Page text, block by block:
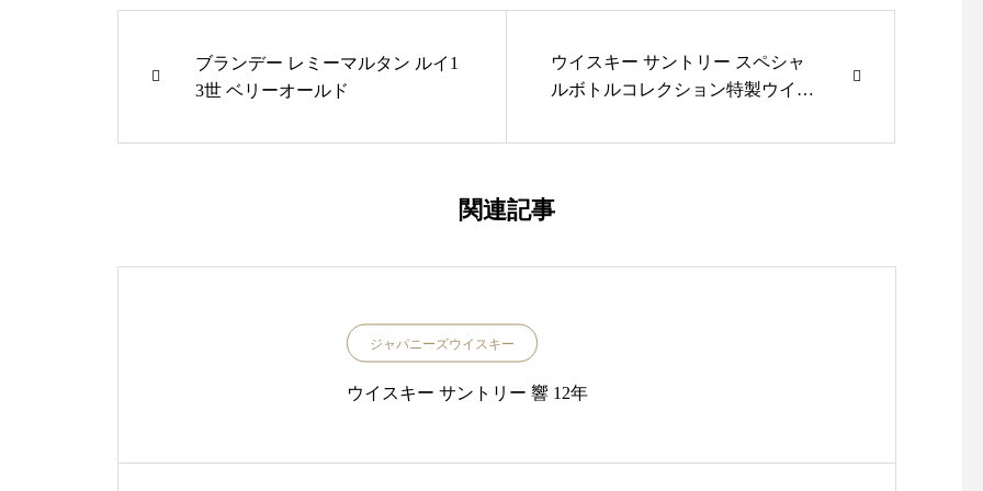
ブランデー レミーマルタン ルイ1
3世 ベリーオールド
ウイスキー サントリー スペシャ
ルボトルコレクション特製ウイス
文瓢形瓶〉
関連記事
ジャパニーズウイスキー
ウイスキー サントリー 響 12年